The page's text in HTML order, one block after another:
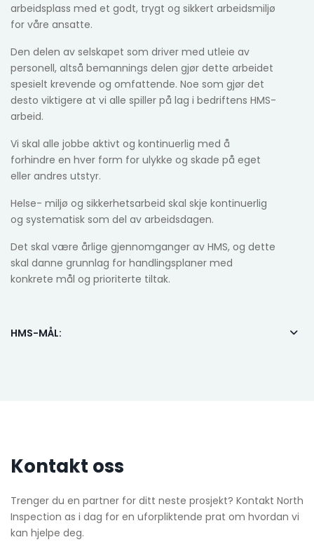
arbeidsplass med et godt, trygt og sikkert arbeidsmiljø
for våre ansatte.
Den delen av selskapet som driver med utleie av
personell, altså bemannings delen gjør dette arbeidet
spesielt krevende og omfattende. Noe som gjør det
desto viktigere at vi alle spiller på lag i bedriftens HMS-
arbeid.
Vi skal alle jobbe aktivt og kontinuerlig med å
forhindre en hver form for ulykke og skade på eget
eller andres utstyr.
Helse- miljø og sikkerhetsarbeid skal skje kontinuerlig
og systematisk som del av arbeidsdagen.
Det skal være årlige gjennomganger av HMS, og dette
skal danne grunnlag for handlingsplaner med
konkrete mål og prioriterte tiltak.
HMS-MÅL:
Kontakt oss
Trenger du en partner for ditt neste prosjekt? Kontakt North
Inspection as i dag for en uforpliktende prat om hvordan vi
kan hjelpe deg.